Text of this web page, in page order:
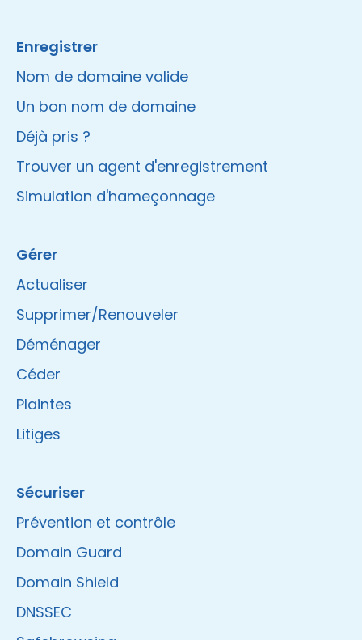
Enregistrer
Nom de domaine valide
Un bon nom de domaine
Déjà pris ?
Trouver un agent d'enregistrement
Simulation d'hameçonnage
Gérer
Actualiser
Supprimer/Renouveler
Déménager
Céder
Plaintes
Litiges
Sécuriser
Prévention et contrôle
Domain Guard
Domain Shield
DNSSEC